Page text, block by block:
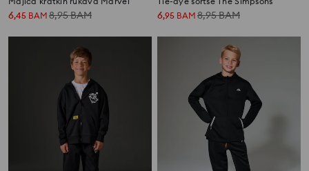
6,45 BAM 8,95BAM 6,95 BAM 8,95BAM